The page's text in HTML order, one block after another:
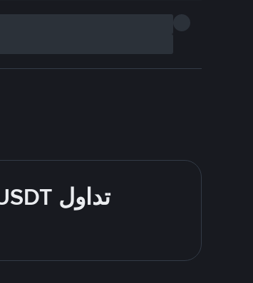
تداول USDT بسهولة - قُم بالشراء والبيع باستخدام طرقك المُفضّلة للدفع